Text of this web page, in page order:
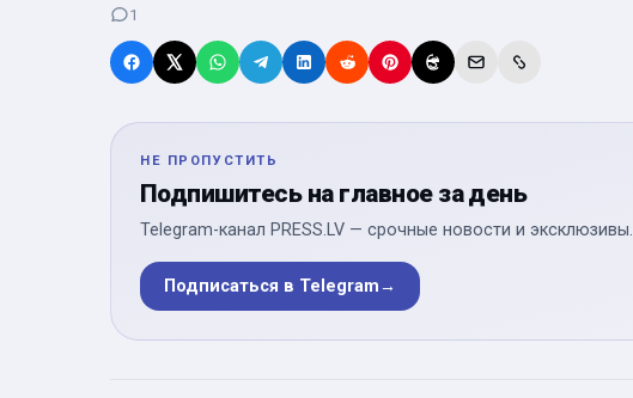
1
НЕ ПРОПУСТИТЬ
Подпишитесь на главное за день
Telegram-канал PRESS.LV — срочные новости и эксклюзивы.
Подписаться в Telegram→